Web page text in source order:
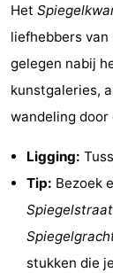
Het
liefhebbers
gelegen nabij
kunstgaleries,
wandeling
Ligging:
Tip: Bezoek
Spiegelstraat
stukken die